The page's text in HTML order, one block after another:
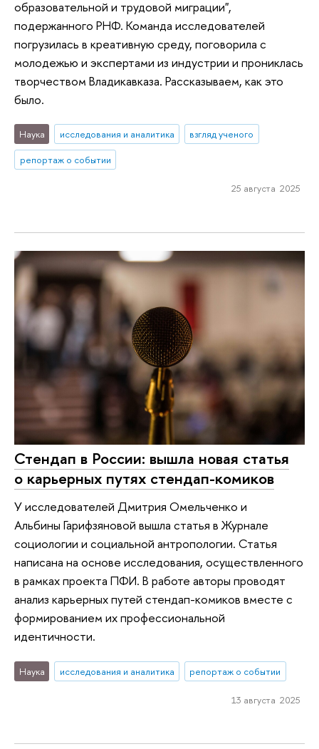
образовательной и трудовой миграции",
подержанного РНФ. Команда исследователей
погрузилась в креативную среду, поговорила с
молодежью и экспертами из индустрии и прониклась
творчеством Владикавказа. Рассказываем, как это
было.
Наука исследования и аналитика
взгляд ученого
репортаж о событии
25 августа 2025
Стендап в России: вышла новая статья
о карьерных путях стендап-комиков
У исследователей Дмитрия Омельченко и
Альбины Гарифзяновой вышла статья в Журнале
социологии и социальной антропологии. Статья
написана на основе исследования, осуществленного
в рамках проекта ПФИ. В работе авторы проводят
анализ карьерных путей стендап-комиков вместе с
формированием их профессиональной
идентичности.
Наука исследования и аналитика репортаж о событии
13 августа 2025